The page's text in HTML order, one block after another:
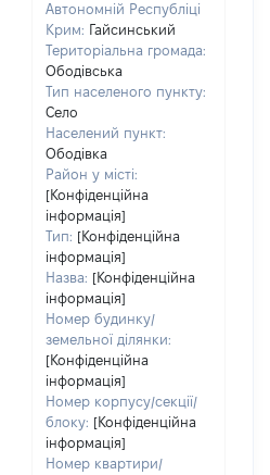
Автономній Республіці
Крим: Гайсинський
Територіальна громада:
Ободівська
Тип населеного пункту:
Село
Населений пункт:
Ободівка
Район у місті:
[Конфіденційна
інформація]
Тип: [Конфіденційна
інформація]
Назва: [Конфіденційна
інформація]
Номер будинку/
земельної ділянки:
[Конфіденційна
інформація]
Номер корпусу/секції/
блоку: [Конфіденційна
інформація]
Номер квартири/